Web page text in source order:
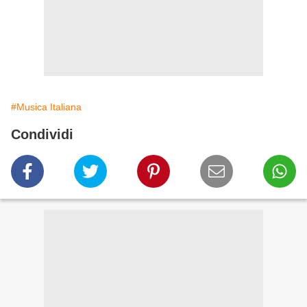
#Musica Italiana
Condividi